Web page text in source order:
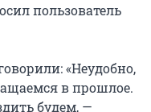
пользователь
«Неудобно,
в прошлое.
будем, —